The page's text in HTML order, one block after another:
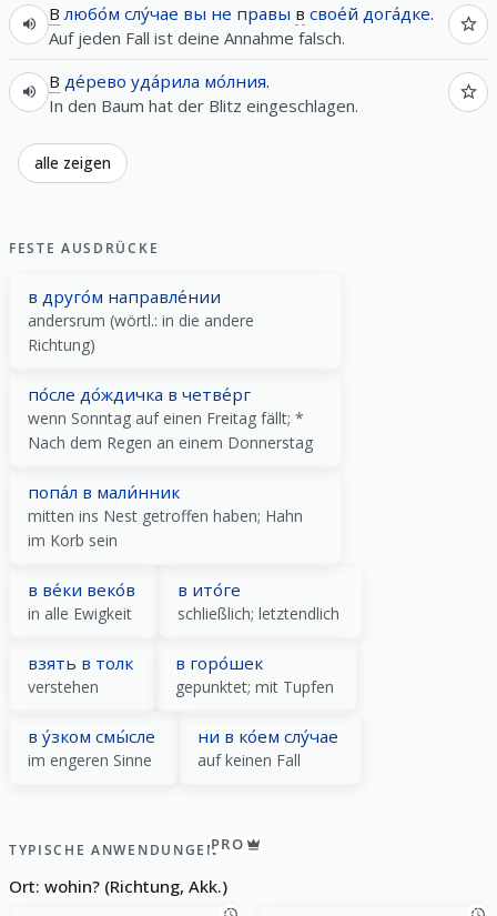
В любо́м слу́чае вы не правы в свое́й дога́дке.
Auf jeden Fall ist deine Annahme falsch.
В де́рево уда́рила мо́лния.
In den Baum hat der Blitz eingeschlagen.
alle zeigen
FESTE AUSDRÜCKE
в друго́м направле́нии
andersrum (wörtl.: in die andere
Richtung)
по́сле до́ждичка в четве́рг
wenn Sonntag auf einen Freitag fällt; *
Nach dem Regen an einem Donnerstag
попа́л в мали́нник
mitten ins Nest getroffen haben; Hahn
im Korb sein
в ве́ки веко́в
in alle Ewigkeit
в ито́ге
schließlich; letztendlich
взять в толк
verstehen
в горо́шек
gepunktet; mit Tupfen
в у́зком смы́сле
im engeren Sinne
ни в ко́ем слу́чае
auf keinen Fall
TYPISCHE ANWENDUNGENPRO
Ort: wohin? (Richtung, Akk.)